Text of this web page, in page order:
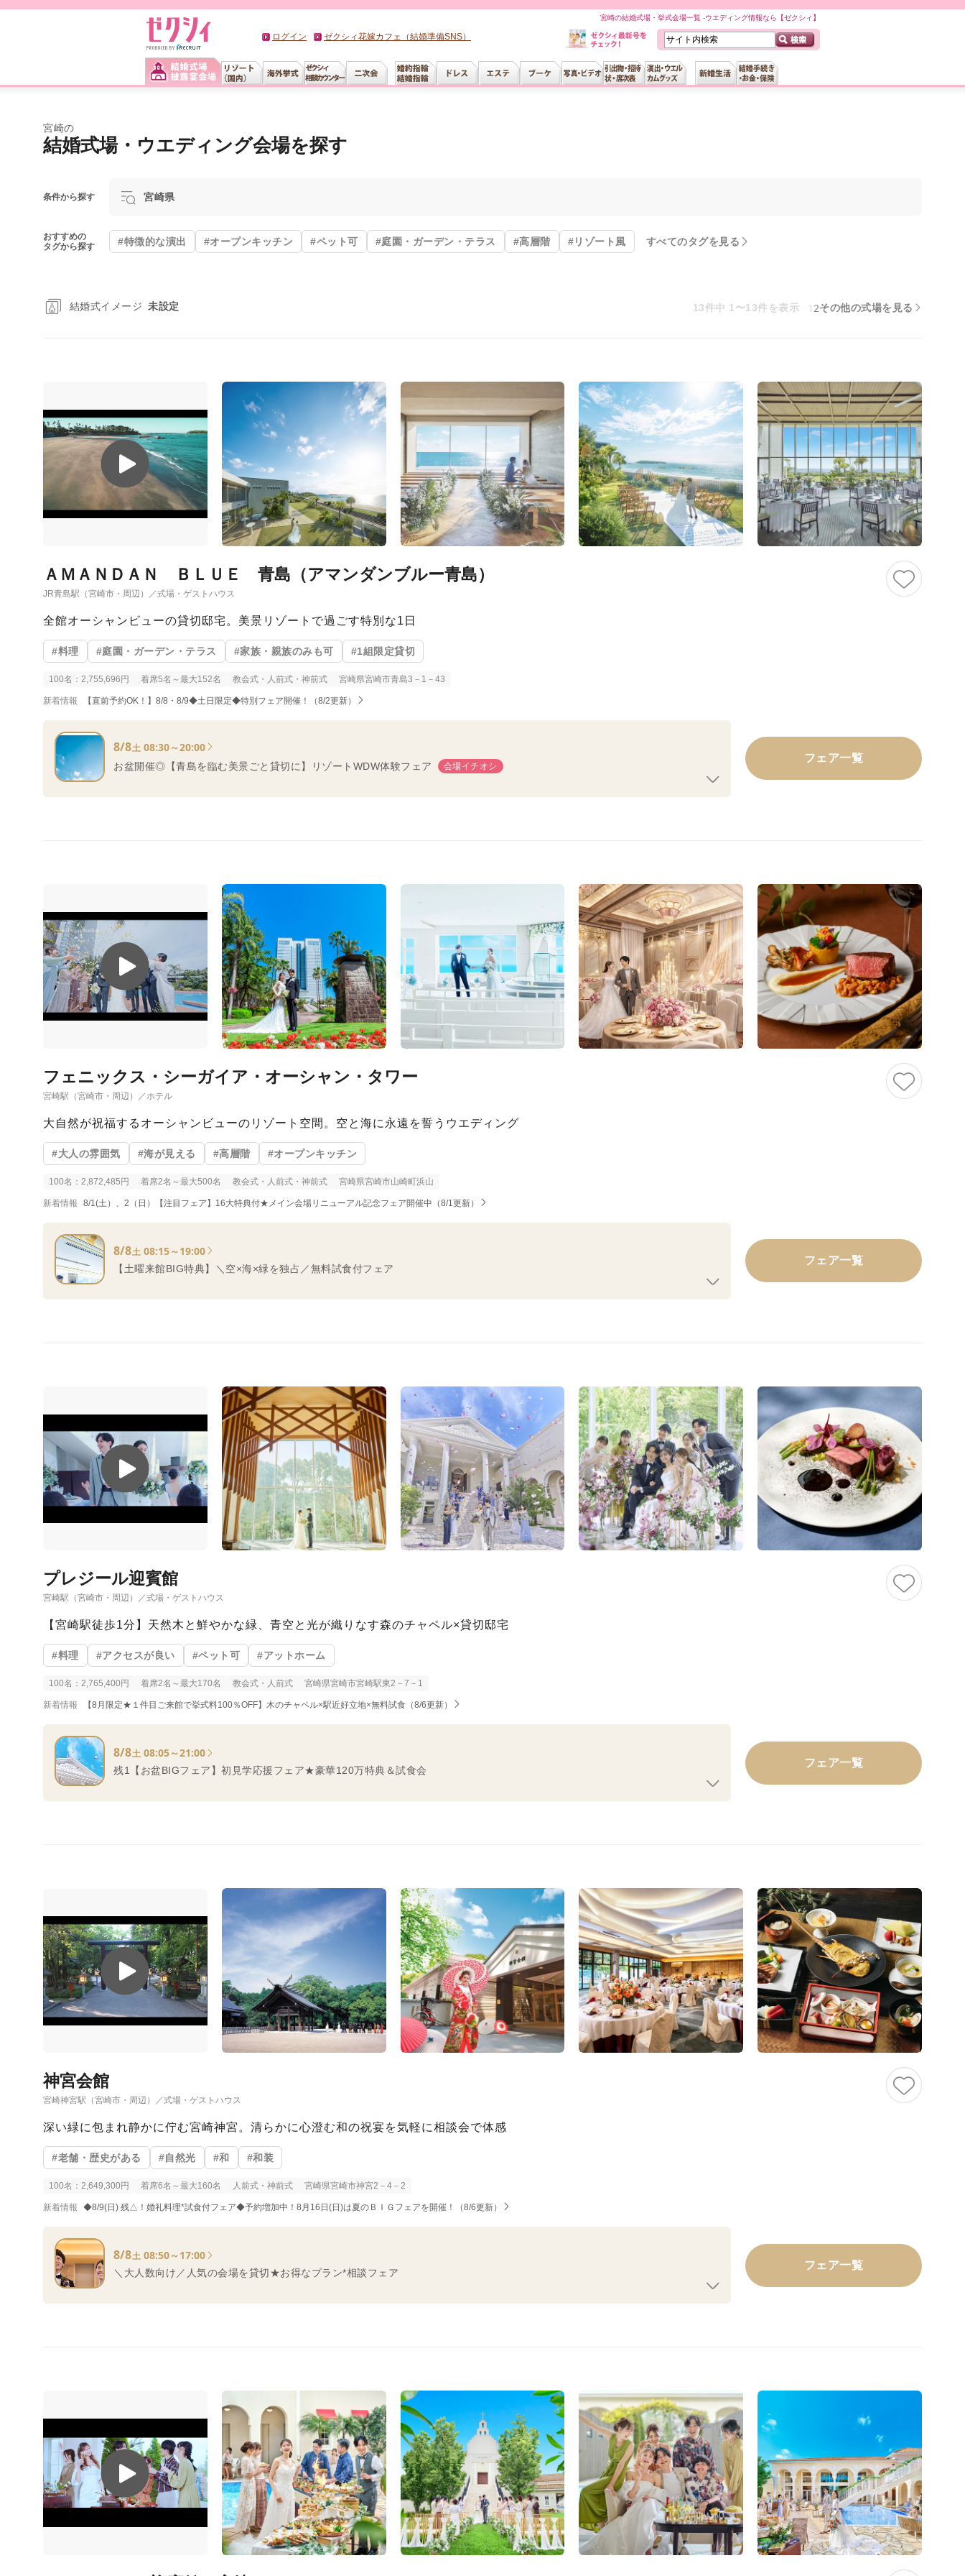
宮崎の結婚式場・挙式会場一覧 -ウエディング情報なら【ゼクシィ】
ログイン ゼクシィ花嫁カフェ（結婚準備SNS）
宮崎の
結婚式場・ウエディング会場を探す
条件から探す 宮崎県
おすすめの
タグから探す
#特徴的な演出 #オープンキッチン #ペット可 #庭園・ガーデン・テラス #高層階 #リゾート風 すべてのタグを見る
結婚式イメージ 未設定 13件中 1〜13件を表示 1 2その他の式場を見る
ＡＭＡＮＤＡＮ ＢＬＵＥ 青島（アマンダンブルー青島）
JR青島駅（宮崎市・周辺）／式場・ゲストハウス
全館オーシャンビューの貸切邸宅。美景リゾートで過ごす特別な1日
#料理 #庭園・ガーデン・テラス #家族・親族のみも可 #1組限定貸切
100名：2,755,696円 着席5名～最大152名 教会式・人前式・神前式 宮崎県宮崎市青島3－1－43
新着情報 【直前予約OK！】8/8・8/9◆土日限定◆特別フェア開催！（8/2更新）
8/8土 08:30～20:00
お盆開催◎【青島を臨む美景ごと貸切に】リゾートWDW体験フェア 会場イチオシ
フェア一覧
フェニックス・シーガイア・オーシャン・タワー
宮崎駅（宮崎市・周辺）／ホテル
大自然が祝福するオーシャンビューのリゾート空間。空と海に永遠を誓うウエディング
#大人の雰囲気 #海が見える #高層階 #オープンキッチン
100名：2,872,485円 着席2名～最大500名 教会式・人前式・神前式 宮崎県宮崎市山崎町浜山
新着情報 8/1(土）、2（日）【注目フェア】16大特典付★メイン会場リニューアル記念フェア開催中（8/1更新）
8/8土 08:15～19:00
【土曜来館BIG特典】＼空×海×緑を独占／無料試食付フェア
フェア一覧
プレジール迎賓館
宮崎駅（宮崎市・周辺）／式場・ゲストハウス
【宮崎駅徒歩1分】天然木と鮮やかな緑、青空と光が織りなす森のチャペル×貸切邸宅
#料理 #アクセスが良い #ペット可 #アットホーム
100名：2,765,400円 着席2名～最大170名 教会式・人前式 宮崎県宮崎市宮崎駅東2－7－1
新着情報 【8月限定★１件目ご来館で挙式料100％OFF】木のチャペル×駅近好立地×無料試食（8/6更新）
8/8土 08:05～21:00
残1【お盆BIGフェア】初見学応援フェア★豪華120万特典＆試食会
フェア一覧
神宮会館
宮崎神宮駅（宮崎市・周辺）／式場・ゲストハウス
深い緑に包まれ静かに佇む宮崎神宮。清らかに心澄む和の祝宴を気軽に相談会で体感
#老舗・歴史がある #自然光 #和 #和装
100名：2,649,300円 着席6名～最大160名 人前式・神前式 宮崎県宮崎市神宮2－4－2
新着情報 ◆8/9(日) 残△！婚礼料理*試食付フェア◆予約増加中！8月16日(日)は夏のＢＩＧフェアを開催！（8/6更新）
8/8土 08:50～17:00
＼大人数向け／人気の会場を貸切★お得なプラン*相談フェア
フェア一覧